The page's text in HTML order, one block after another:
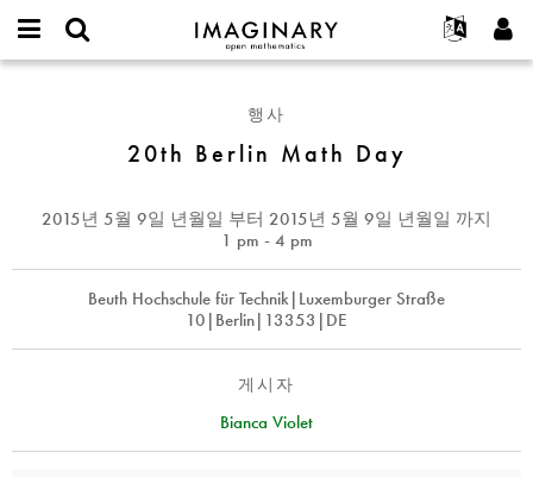
IMAGINARY
open
Français
Deutsch
Español
Türkçe
Programs
Galleries
Films
Texts
Exhibitions
나머지 보기...
프로젝트
참가하기
가입하기
새로운 비밀번호 요청하기
행사
20th Berlin Math Day
2015년 5월 9일 년월일 부터 2015년 5월 9일 년월일 까지
1 pm - 4 pm
Beuth Hochschule für Technik|Luxemburger Straße
10|Berlin|13353|DE
게시자
Bianca Violet